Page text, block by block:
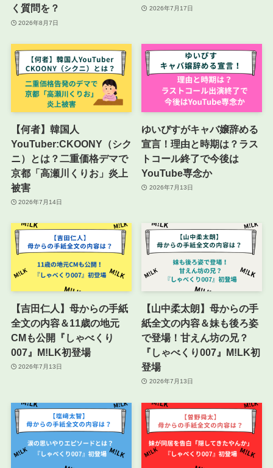
く質問を？
2026年8月7日
2026年7月17日
【何者】韓国人
YouTuber:CKOONY（シク
ニ）とは？二重価格デマで
京都「高瀬川くりお」炎上
被害
2026年7月14日
ゆいぴすがキャバ嬢辞める
宣言！理由と時期は？ラス
トコール終了で今後は
YouTube専念か
2026年7月13日
【吉田仁人】母からの手紙
全文の内容＆11歳の地元
CMも公開『しゃべくり
007』M!LK初登場
2026年7月13日
【山中柔太朗】母からの手
紙全文の内容＆妹も後ろ姿
で登場！甘えん坊の兄？
『しゃべくり007』M!LK初
登場
2026年7月13日